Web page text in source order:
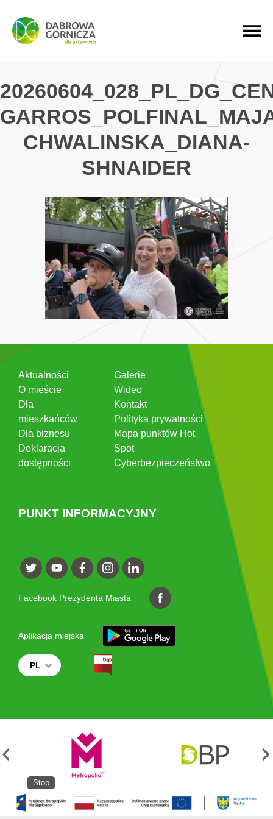
PRZEJDŹ DO MENU GŁÓWNEGO
PRZEJDŹ DO WYSZUKIWARKI
PRZEJDŹ DO TREŚCI
CHWALINSKA_DIANA-
SHNAIDER
Aktualności
O mieście
Dla
mieszkańców
Dla biznesu
Deklaracja
dostępności
Galerie
Wideo
Kontakt
Polityka prywatności
Mapa punktów Hot
Spot
Cyberbezpieczeństwo
PUNKT INFORMACYJNY
Facebook Prezydenta Miasta
Aplikacja miejska
PL
Stop